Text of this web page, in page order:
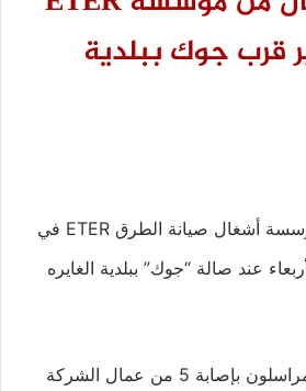
جوك ببلدية
توفي ثلاثة من عمال مؤسسة أشغال صيانة الطرق ETER في
عند صالة “جوك” ببلدية الغايره
وأفادت مصادر عليمة لمراسلون بإصابة 5 من عمال الشركة